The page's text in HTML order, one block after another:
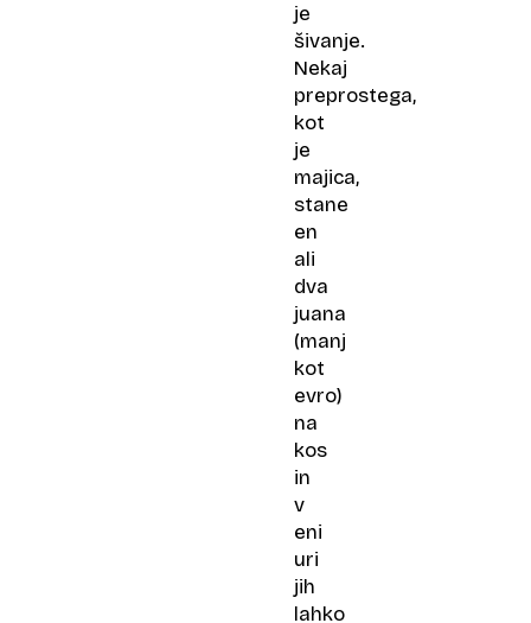
je
šivanje.
Nekaj
preprostega,
kot
je
majica,
stane
en
ali
dva
juana
(manj
kot
evro)
na
kos
in
v
eni
uri
jih
lahko